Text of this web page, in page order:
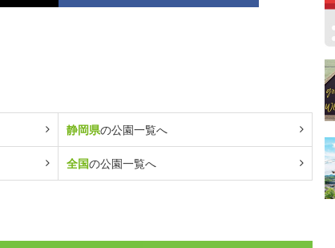
静岡県の公園一覧へ
全国の公園一覧へ